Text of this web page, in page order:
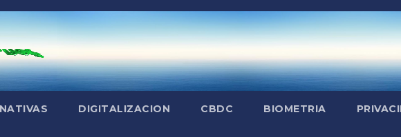
DIGITALIZACION CBDC BIOMETRIA